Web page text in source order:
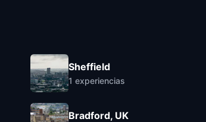
Sheffield
1 experiencias
Bradford, UK